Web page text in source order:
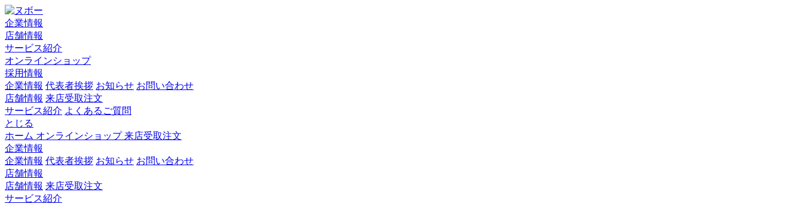
企業情報
店舗情報
サービス紹介
オンラインショップ
採用情報
企業情報 代表者挨拶 お知らせ お問い合わせ
店舗情報 来店受取注文
サービス紹介 よくあるご質問
とじる
ホーム オンラインショップ来店受取注文
企業情報
企業情報 代表者挨拶 お知らせ お問い合わせ
店舗情報
店舗情報 来店受取注文
サービス紹介